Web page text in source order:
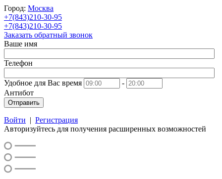
Город: Москва
+7(843)210-30-95
+7(843)210-30-95
Заказать обратный звонок
Ваше имя
Телефон
Удобное для Вас время
-
Антибот
Отправить
Войти | Регистрация
Авторизуйтесь для получения расширенных возможностей